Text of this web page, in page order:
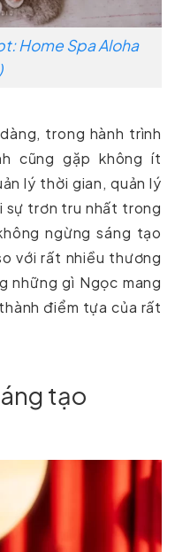
Home Spa Aloha
trong hành trình
cũng gặp không ít
lý thời gian, quản lý
sự trơn tru nhất trong
ngừng sáng tạo
với rất nhiều thương
những gì Ngọc mang
điểm tựa của rất
tạo